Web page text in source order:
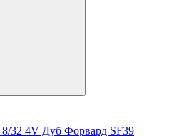
32 4V Дуб Форвард SF39